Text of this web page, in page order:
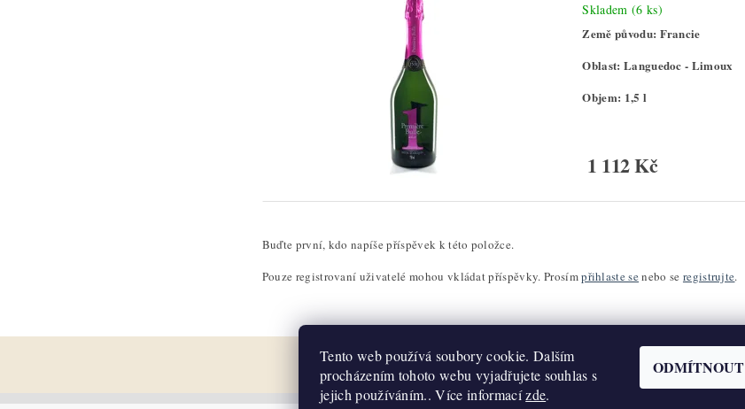
Skladem (6 ks)
Země původu: Francie
Oblast: Languedoc - Limoux
Objem: 1,5 l
1 112 Kč
Buďte první, kdo napíše příspěvek k této položce.
Pouze registrovaní uživatelé mohou vkládat příspěvky. Prosímpřihlaste senebo se registrujte.
Tento web používá soubory cookie. Dalším
procházením tohoto webu vyjadřujete souhlas s
jejich používáním.. Více informacízde.
ODMÍTNOUT